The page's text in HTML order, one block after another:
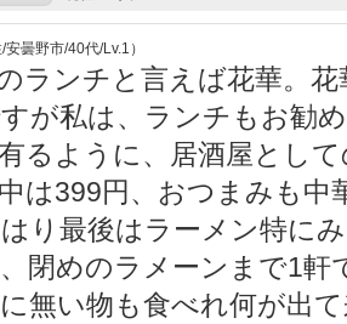
曇野市/40代/Lv.1）
ランチと言えば花華。
が私は、ランチもお勧
るように、居酒屋とし
は399円、おつまみも
り最後はラーメン特に
閉めのラメーンまで1軒
無い物も食べれ何が出